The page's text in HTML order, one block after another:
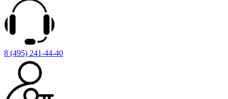
8 (495) 241-44-40